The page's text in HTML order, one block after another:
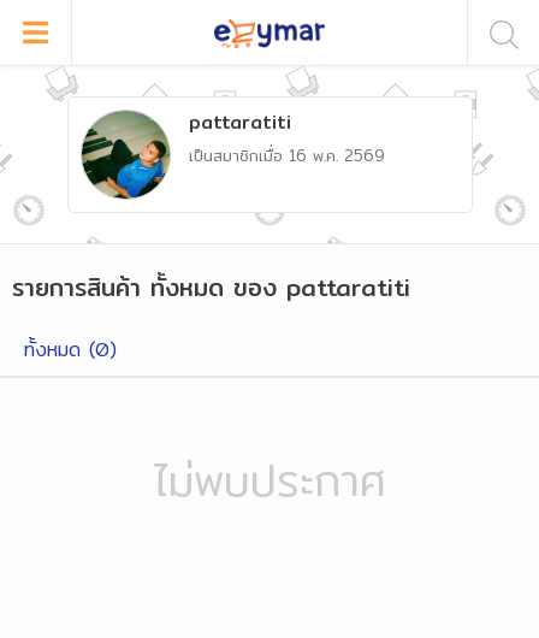
pattaratiti
เป็นสมาชิกเมื่อ 16 พ.ค. 2569
รายการสินค้า ทั้งหมด ของ pattaratiti
ทั้งหมด (0)
ไม่พบประกาศ